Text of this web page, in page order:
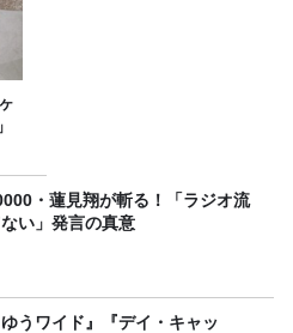
・蓮見翔が斬る！「ラジオ流
い」発言の真意
ゆうワイド』『デイ・キャッ